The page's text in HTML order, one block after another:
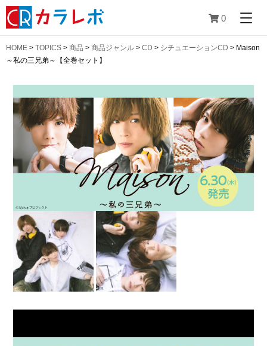
0
HOME > TOPICS > 商品 > 商品ジャンル > CD > シチュエーションCD > Maison
～私の三兄弟～【全巻セット】